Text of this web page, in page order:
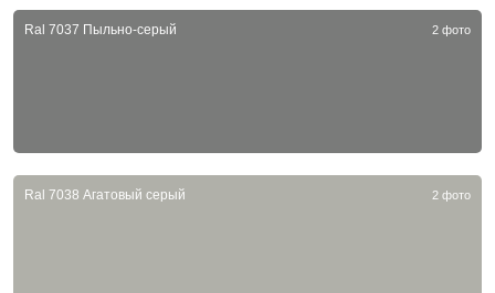
Ral 7037 Пыльно-серый 2 фото
Ral 7038 Агатовый серый 2 фото